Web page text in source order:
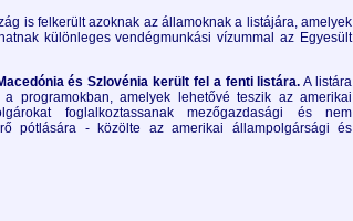
is felkerült azoknak az államoknak a listájára, amelyek
különleges vendégmunkási vízummal az Egyesült
és Szlovénia került fel a fenti listára. A listára
programokban, amelyek lehetővé teszik az amerikai
foglalkoztassanak mezőgazdasági és nem
pótlására - közölte az amerikai állampolgársági és